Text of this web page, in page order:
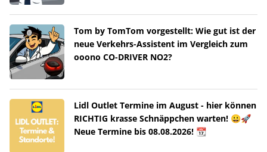
Tom by TomTom vorgestellt: Wie gut ist der
neue Verkehrs-Assistent im Vergleich zum
ooono CO-DRIVER NO2?
Lidl Outlet Termine im August - hier können
RICHTIG krasse Schnäppchen warten! 😀🚀
Neue Termine bis 08.08.2026! 📆